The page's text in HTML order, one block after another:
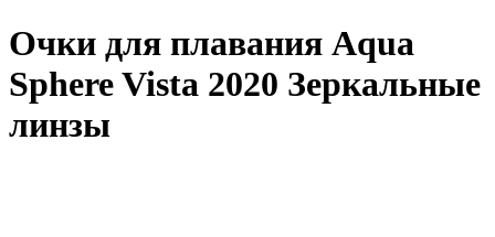
Очки для плавания Aqua
Sphere Vista 2020 Зеркальные
линзы